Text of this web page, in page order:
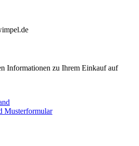
Informationen zu Ihrem Einkauf auf
Musterformular